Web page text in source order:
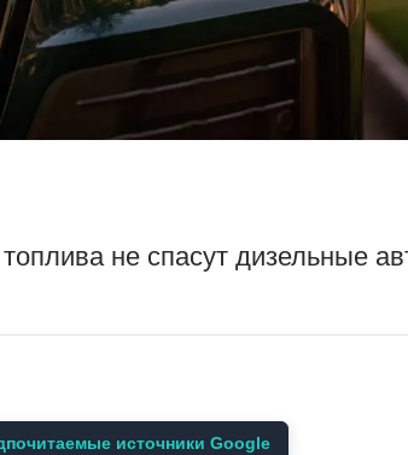
не спасут дизельные
источники Google